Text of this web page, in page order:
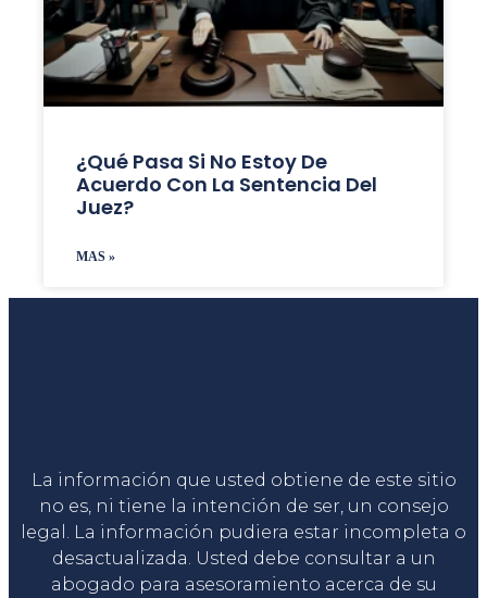
¿Qué Pasa Si No Estoy De
Acuerdo Con La Sentencia Del
Juez?
MAS »
La información que usted obtiene de este sitio
no es, ni tiene la intención de ser, un consejo
legal. La información pudiera estar incompleta o
desactualizada. Usted debe consultar a un
abogado para asesoramiento acerca de su